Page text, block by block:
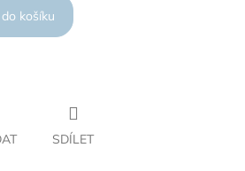
košíku
SDÍLET